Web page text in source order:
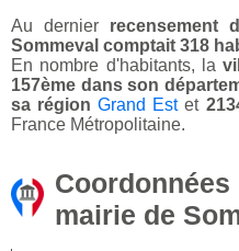
Au dernier recensement
Sommeval comptait 318
En nombre d'habitants, la
157ème dans son
sa région Grand Estet
France Métropolitaine.
mairie de